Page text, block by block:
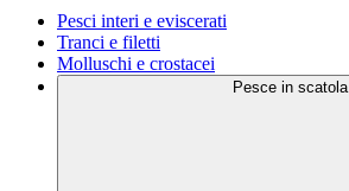
Pesci interi e eviscerati
Tranci e filetti
Molluschi e crostacei
Pesce in scatola